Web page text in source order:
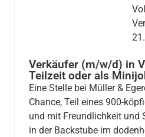
Verkäufer (m/w/d) in
Teilzeit oder als
Eine Stelle bei Müller &
Chance, Teil eines 900-
und mit Freundlichkeit und
in der Backstube im